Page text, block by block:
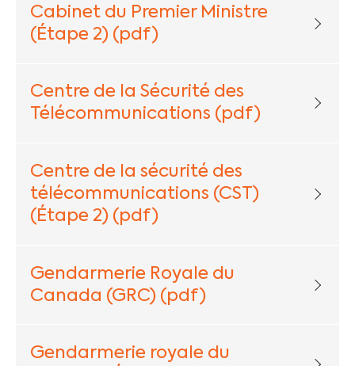
Cabinet du Premier Ministre
(Étape 2) (pdf)
Centre de la Sécurité des
Télécommunications (pdf)
Centre de la sécurité des
télécommunications (CST)
(Étape 2) (pdf)
Gendarmerie Royale du
Canada (GRC) (pdf)
Gendarmerie royale du